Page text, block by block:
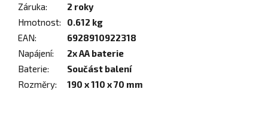
Záruka:
2 roky
Hmotnost:
0.612 kg
EAN:
6928910922318
Napájení:
2x AA baterie
Baterie:
Součást balení
Rozměry: 190 x 110 x 70 mm